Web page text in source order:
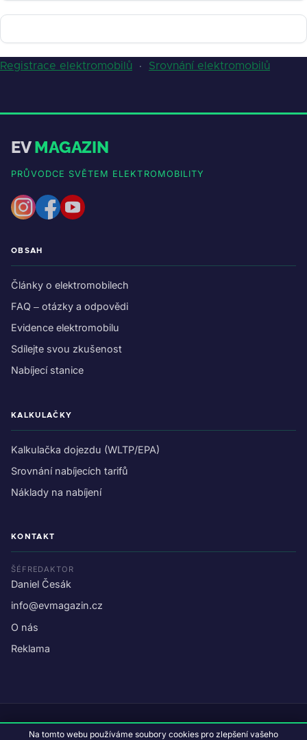
Registrace elektromobilů · Srovnání elektromobilů
EVMAGAZIN
PRŮVODCE SVĚTEM ELEKTROMOBILITY
OBSAH
Články o elektromobilech
FAQ – otázky a odpovědi
Evidence elektromobilu
Sdílejte svou zkušenost
Nabíjecí stanice
KALKULAČKY
Kalkulačka dojezdu (WLTP/EPA)
Srovnání nabíjecích tarifů
Náklady na nabíjení
KONTAKT
ŠÉFREDAKTOR
Daniel Česák
info@evmagazin.cz
O nás
Reklama
© 2026 EV Magazin.Podmínky a ochrana dat.
REKLAMA
Na tomto webu používáme soubory cookies pro zlepšení vašeho